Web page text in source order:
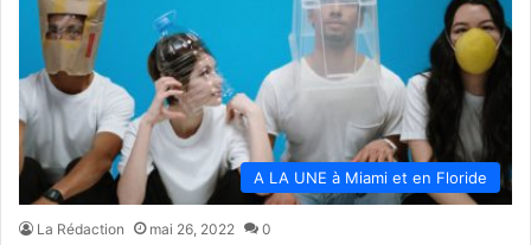
A LA UNE à Miami et en Floride
La Rédaction mai 26, 2022 0